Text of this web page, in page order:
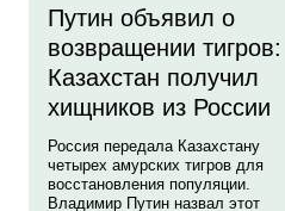
Путин объявил о
возвращении тигров:
Казахстан получил
хищников из России
Россия передала Казахстану
четырех амурских тигров для
восстановления популяции.
Владимир Путин назвал этот